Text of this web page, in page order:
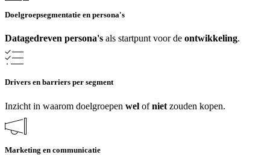
Doelgroepsegmentatie en persona's
Datagedreven persona's als startpunt voor de ontwikkeling.
Drivers en barriers per segment
Inzicht in waarom doelgroepen wel ofniet zouden kopen.
Marketing en communicatie